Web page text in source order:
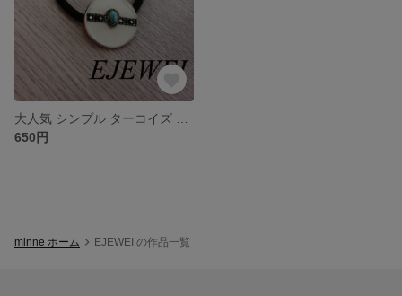
650円
minne ホーム EJEWEI の作品一覧